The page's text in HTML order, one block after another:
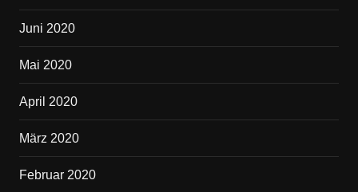
Juni 2020
Mai 2020
April 2020
März 2020
Februar 2020